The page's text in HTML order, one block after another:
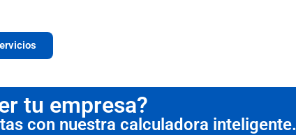
tu empresa?
con nuestra calculadora inteligente.